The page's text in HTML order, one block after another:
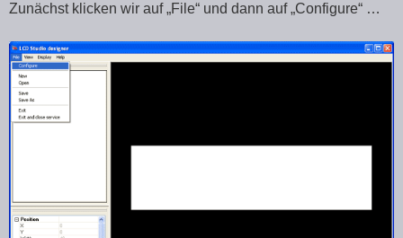
Zunächst klicken wir auf „File“ und dann auf „Configure“ …